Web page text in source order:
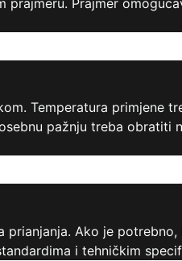
Temperatura primjene
pažnju treba obratiti
Ako je potrebno,
i tehničkim